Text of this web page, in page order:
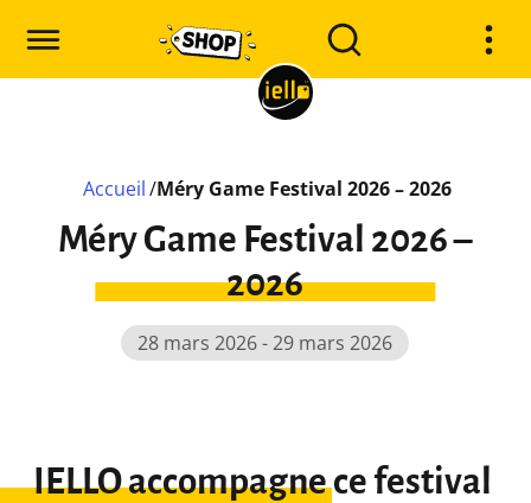
Accueil /Méry Game Festival 2026 – 2026
Méry Game Festival 2026 –
2026
28 mars 2026 - 29 mars 2026
IELLO accompagne ce festival